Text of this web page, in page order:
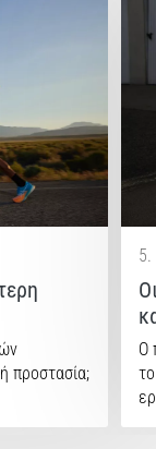
προστασία;
5.
Ο